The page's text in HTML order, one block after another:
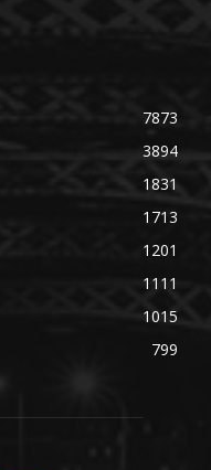
7873
3894
1831
1713
1201
1111
1015
799